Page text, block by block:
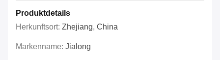
Produktdetails
Herkunftsort: Zhejiang, China
Markenname: Jialong